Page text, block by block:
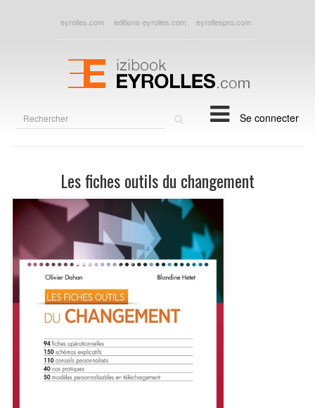
eyrolles.com editions-eyrolles.com eyrollespro.com
Se connecter
Les fiches outils du changement